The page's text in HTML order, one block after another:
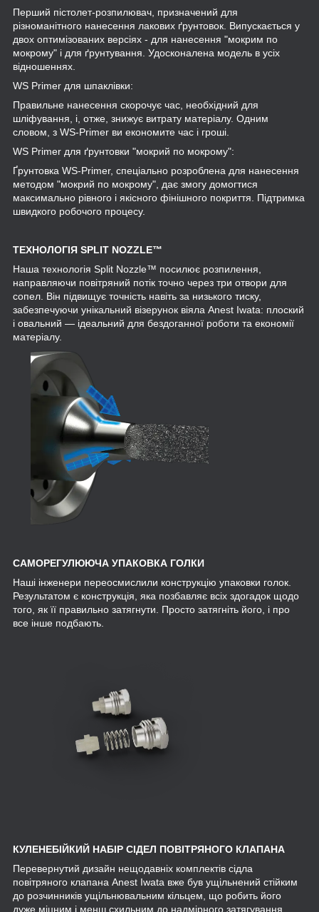
Перший пістолет-розпилювач, призначений для
різноманітного нанесення лакових ґрунтовок. Випускається у
двох оптимізованих версіях - для нанесення "мокрим по
мокрому" і для ґрунтування. Удосконалена модель в усіх
відношеннях.
WS Primer для шпаклівки:
Правильне нанесення скорочує час, необхідний для
шліфування, і, отже, знижує витрату матеріалу. Одним
словом, з WS-Primer ви економите час і гроші.
WS Primer для ґрунтовки "мокрий по мокрому":
Ґрунтовка WS-Primer, спеціально розроблена для нанесення
методом "мокрий по мокрому", дає змогу домогтися
максимально рівного і якісного фінішного покриття. Підтримка
швидкого робочого процесу.
ТЕХНОЛОГІЯ SPLIT NOZZLE™
Наша технологія Split Nozzle™ посилює розпилення,
направляючи повітряний потік точно через три отвори для
сопел. Він підвищує точність навіть за низького тиску,
забезпечуючи унікальний візерунок віяла Anest Iwata: плоский
і овальний — ідеальний для бездоганної роботи та економії
матеріалу.
САМОРЕГУЛЮЮЧА УПАКОВКА ГОЛКИ
Наші інженери переосмислили конструкцію упаковки голок.
Результатом є конструкція, яка позбавляє всіх здогадок щодо
того, як її правильно затягнути. Просто затягніть його, і про
все інше подбають.
КУЛЕНЕБІЙКИЙ НАБІР СІДЕЛ ПОВІТРЯНОГО КЛАПАНА
Перевернутий дизайн нещодавніх комплектів сідла
повітряного клапана Anest Iwata вже був ущільнений стійким
до розчинників ущільнювальним кільцем, що робить його
дуже міцним і менш схильним до надмірного затягування.